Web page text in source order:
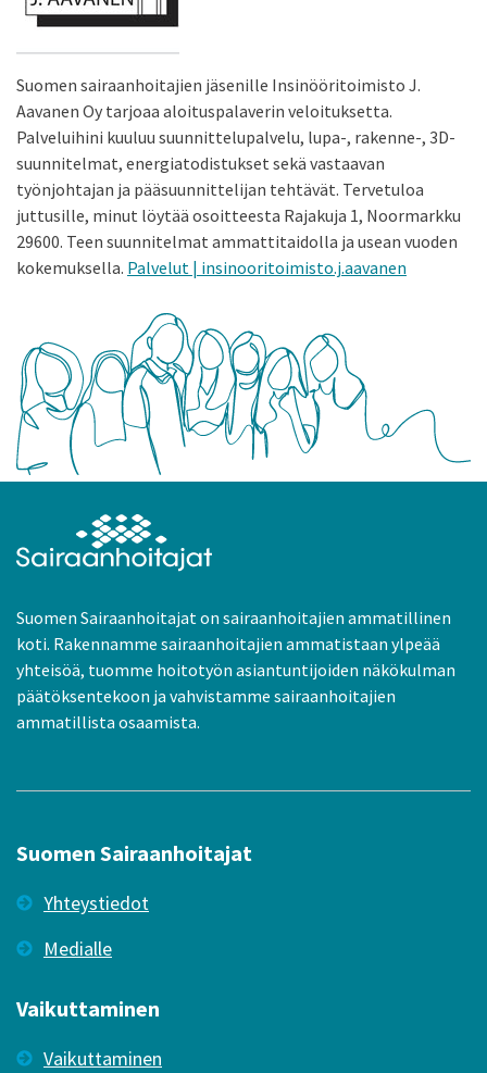
Suomen sairaanhoitajien jäsenille Insinööritoimisto J.
Aavanen Oy tarjoaa aloituspalaverin veloituksetta.
Palveluihini kuuluu suunnittelupalvelu, lupa-, rakenne-, 3D-
suunnitelmat, energiatodistukset sekä vastaavan
työnjohtajan ja pääsuunnittelijan tehtävät. Tervetuloa
juttusille, minut löytää osoitteesta Rajakuja 1, Noormarkku
29600. Teen suunnitelmat ammattitaidolla ja usean vuoden
kokemuksella. Palvelut | insinooritoimisto.j.aavanen
Suomen Sairaanhoitajat on sairaanhoitajien ammatillinen
koti. Rakennamme sairaanhoitajien ammatistaan ylpeää
yhteisöä, tuomme hoitotyön asiantuntijoiden näkökulman
päätöksentekoon ja vahvistamme sairaanhoitajien
ammatillista osaamista.
Suomen Sairaanhoitajat
Yhteystiedot
Medialle
Vaikuttaminen
Vaikuttaminen